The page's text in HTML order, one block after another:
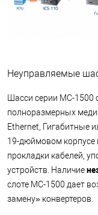
Неуправляемые
Шасси серии MC-
полноразмерных
Ethernet, Гигабитные
19-дюймовом корпусе
прокладки кабелей,
устройств. Наличие
слоте MC-1500 дает
замену» конвертеров.